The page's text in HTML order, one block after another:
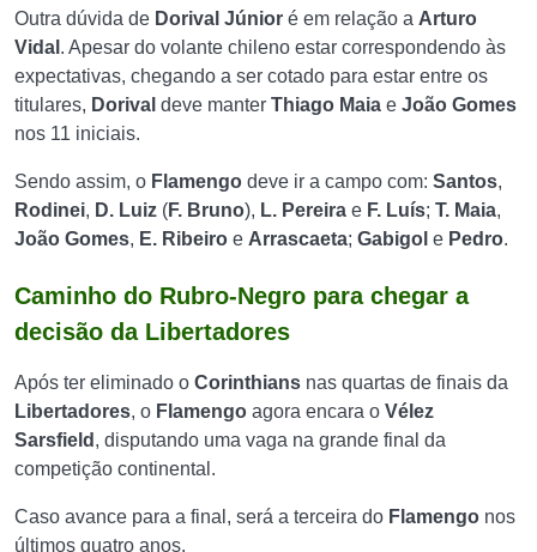
Outra dúvida de Dorival Júnior é em relação a Arturo
Vidal . Apesar do volante chileno estar correspondendo às
expectativas, chegando a ser cotado para estar entre os
titulares, Dorival deve manter Thiago Maia e João Gomes
nos 11 iniciais.
Sendo assim, o Flamengo deve ir a campo com: Santos,
Rodinei, D. Luiz (F. Bruno), L. Pereira e F. Luís; T. Maia,
João Gomes, E. Ribeiro e Arrascaeta; Gabigol e Pedro.
Caminho do Rubro-Negro para chegar a
decisão da Libertadores
Após ter eliminado o Corinthians nas quartas de finais da
Libertadores, o Flamengo agora encara o Vélez
Sarsfield , disputando uma vaga na grande final da
competição continental.
Caso avance para a final, será a terceira do Flamengo nos
últimos quatro anos.